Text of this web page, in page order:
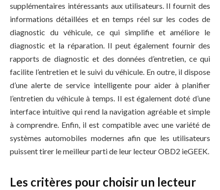
supplémentaires intéressants aux utilisateurs. Il fournit des
informations détaillées et en temps réel sur les codes de
diagnostic du véhicule, ce qui simplifie et améliore le
diagnostic et la réparation. Il peut également fournir des
rapports de diagnostic et des données d’entretien, ce qui
facilite l’entretien et le suivi du véhicule. En outre, il dispose
d’une alerte de service intelligente pour aider à planifier
l’entretien du véhicule à temps. Il est également doté d’une
interface intuitive qui rend la navigation agréable et simple
à comprendre. Enfin, il est compatible avec une variété de
systèmes automobiles modernes afin que les utilisateurs
puissent tirer le meilleur parti de leur lecteur OBD2 ieGEEK.
Les critères pour choisir un lecteur